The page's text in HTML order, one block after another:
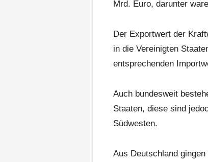
Mrd. Euro, darunter
Der Exportwert der
in die Vereinigten
entsprechenden
Auch bundesweit
Staaten, diese sind
Südwesten.
Aus Deutschland